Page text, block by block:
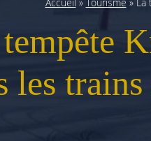
les